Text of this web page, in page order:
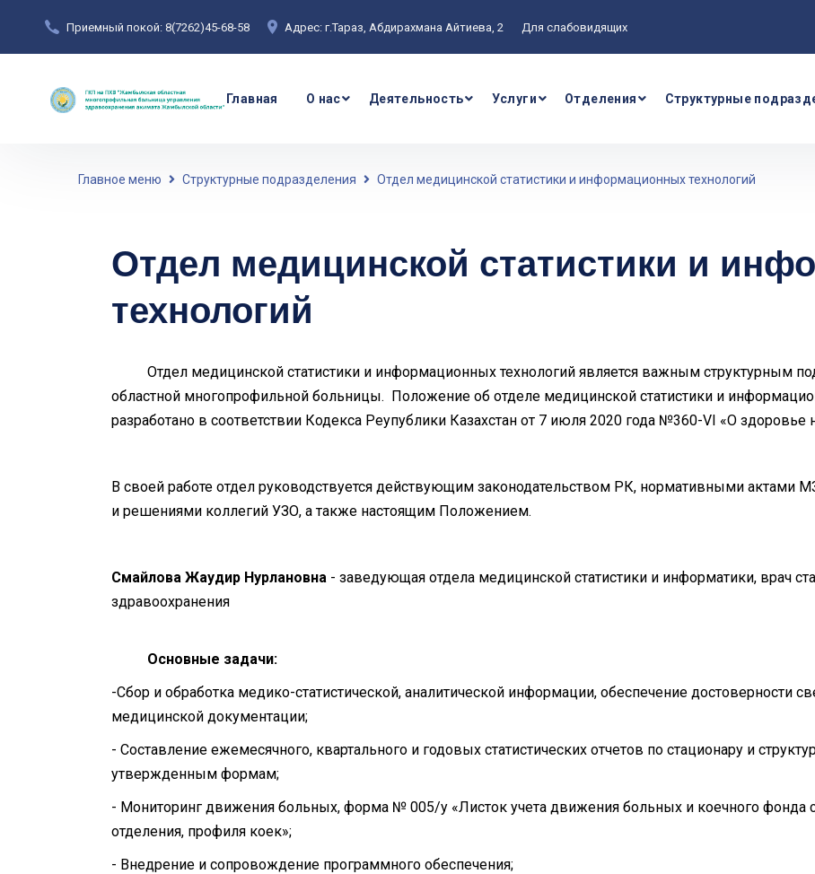
Приемный покой: 8(7262)45-68-58 Адрес: г.Тараз, Абдирахмана Айтиева, 2 Для слабовидящих
Главная О нас Деятельность Услуги Отделения Структурные
Главное меню Структурные подразделения Отдел медицинской статистики и информационных технологий
Отдел медицинской статистики и
технологий
Отдел медицинской статистики и информационных технологий является важным структурным
областной многопрофильной больницы. Положение об отделе медицинской статистики и
разработано в соответствии Кодекса Реупублики Казахстан от 7 июля 2020 года №360-VI «О здоровье
В своей работе отдел руководствуется действующим законодательством РК, нормативными актами
и решениями коллегий УЗО, а также настоящим Положением.
Смайлова Жаудир Нурлановна - заведующая отдела медицинской статистики и информатики, врач
здравоохранения
Основные задачи:
-Сбор и обработка медико-статистической, аналитической информации, обеспечение достоверности
медицинской документации;
- Составление ежемесячного, квартального и годовых статистических отчетов по стационару и
утвержденным формам;
- Мониторинг движения больных, форма № 005/у «Листок учета движения больных и коечного фонда
отделения, профиля коек»;
- Внедрение и сопровождение программного обеспечения;